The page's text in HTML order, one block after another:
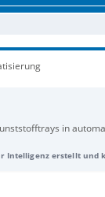
in
Intelligenz erstellt und